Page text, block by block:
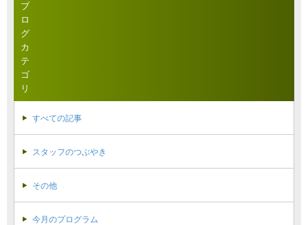
ブ
ロ
グ
カ
テ
ゴ
リ
すべての記事
スタッフのつぶやき
その他
今月のプログラム